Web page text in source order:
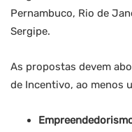
Pernambuco, Rio de
Sergipe.
As propostas devem
de Incentivo, ao menos